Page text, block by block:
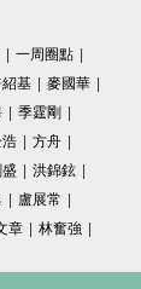
| 一周圈點 |
基 | 麥國華 |
| 季霆剛 |
浩 | 方舟 |
| 洪錦鉉 |
| 盧展常 |
章 | 林奮強 |